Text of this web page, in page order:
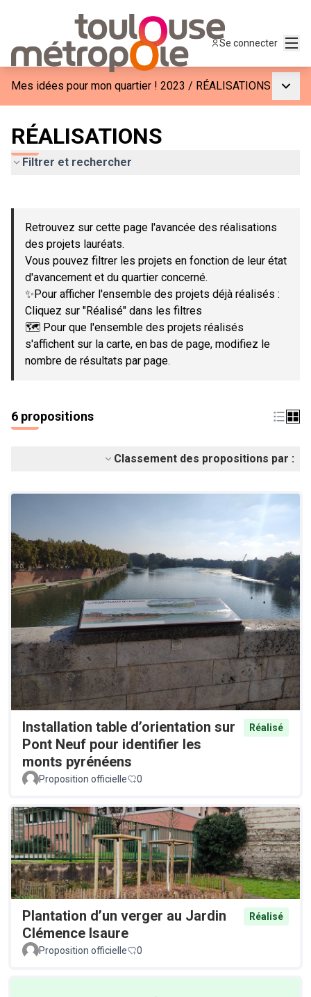
Se connecter
Mes idées pour mon quartier ! 2023 / RÉALISATIONS
RÉALISATIONS
Filtrer et rechercher
−
Retrouvez sur cette page l'avancée des réalisations
des projets lauréats.
Vous pouvez filtrer les projets en fonction de leur état
d'avancement et du quartier concerné.
✨Pour afficher l'ensemble des projets déjà réalisés :
Cliquez sur "Réalisé" dans les filtres
🗺️ Pour que l'ensemble des projets réalisés
s'affichent sur la carte, en bas de page, modifiez le
nombre de résultats par page.
6 propositions
Classement des propositions par :
Installation table d’orientation sur
Pont Neuf pour identifier les
monts pyrénéens
Réalisé
Proposition officielle 0
Plantation d’un verger au Jardin
Clémence Isaure
Réalisé
Proposition officielle 0